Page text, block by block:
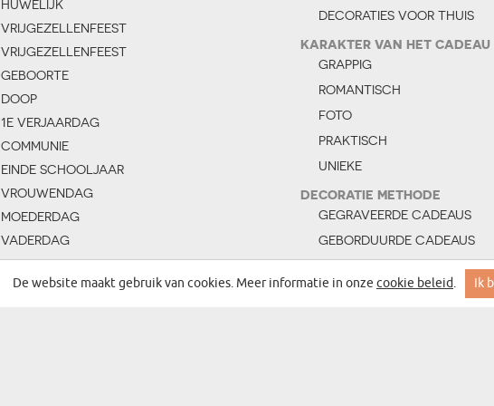
HUWELIJK
VRIJGEZELLENFEEST
VRIJGEZELLENFEEST
GEBOORTE
DOOP
1E VERJAARDAG
COMMUNIE
EINDE SCHOOLJAAR
VROUWENDAG
MOEDERDAG
VADERDAG
GROOTMOEDERDAG
GROOTVADERDAG
DECORATIES VOOR THUIS
KARAKTER VAN HET CADEAU
GRAPPIG
ROMANTISCH
FOTO
PRAKTISCH
UNIEKE
DECORATIE METHODE
GEGRAVEERDE CADEAUS
GEBORDUURDE CADEAUS
De website maakt gebruik van cookies. Meer informatie in onze cookie beleid. Ik